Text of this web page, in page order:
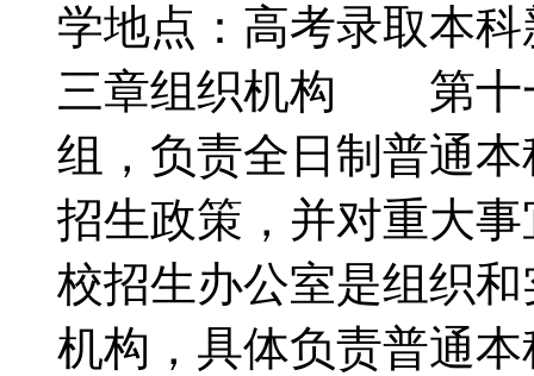
学地点：高考录取本
三章组织机构 第十
组，负责全日制普通
招生政策，并对重大
校招生办公室是组织
机构，具体负责普通